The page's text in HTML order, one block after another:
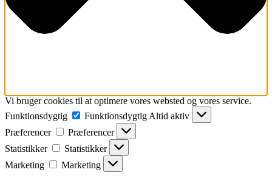
Vi bruger cookies til at optimere vores websted og vores service.
Funktionsdygtig
Funktionsdygtig Altid aktiv
Præferencer
Præferencer
Statistikker
Statistikker
Marketing
Marketing